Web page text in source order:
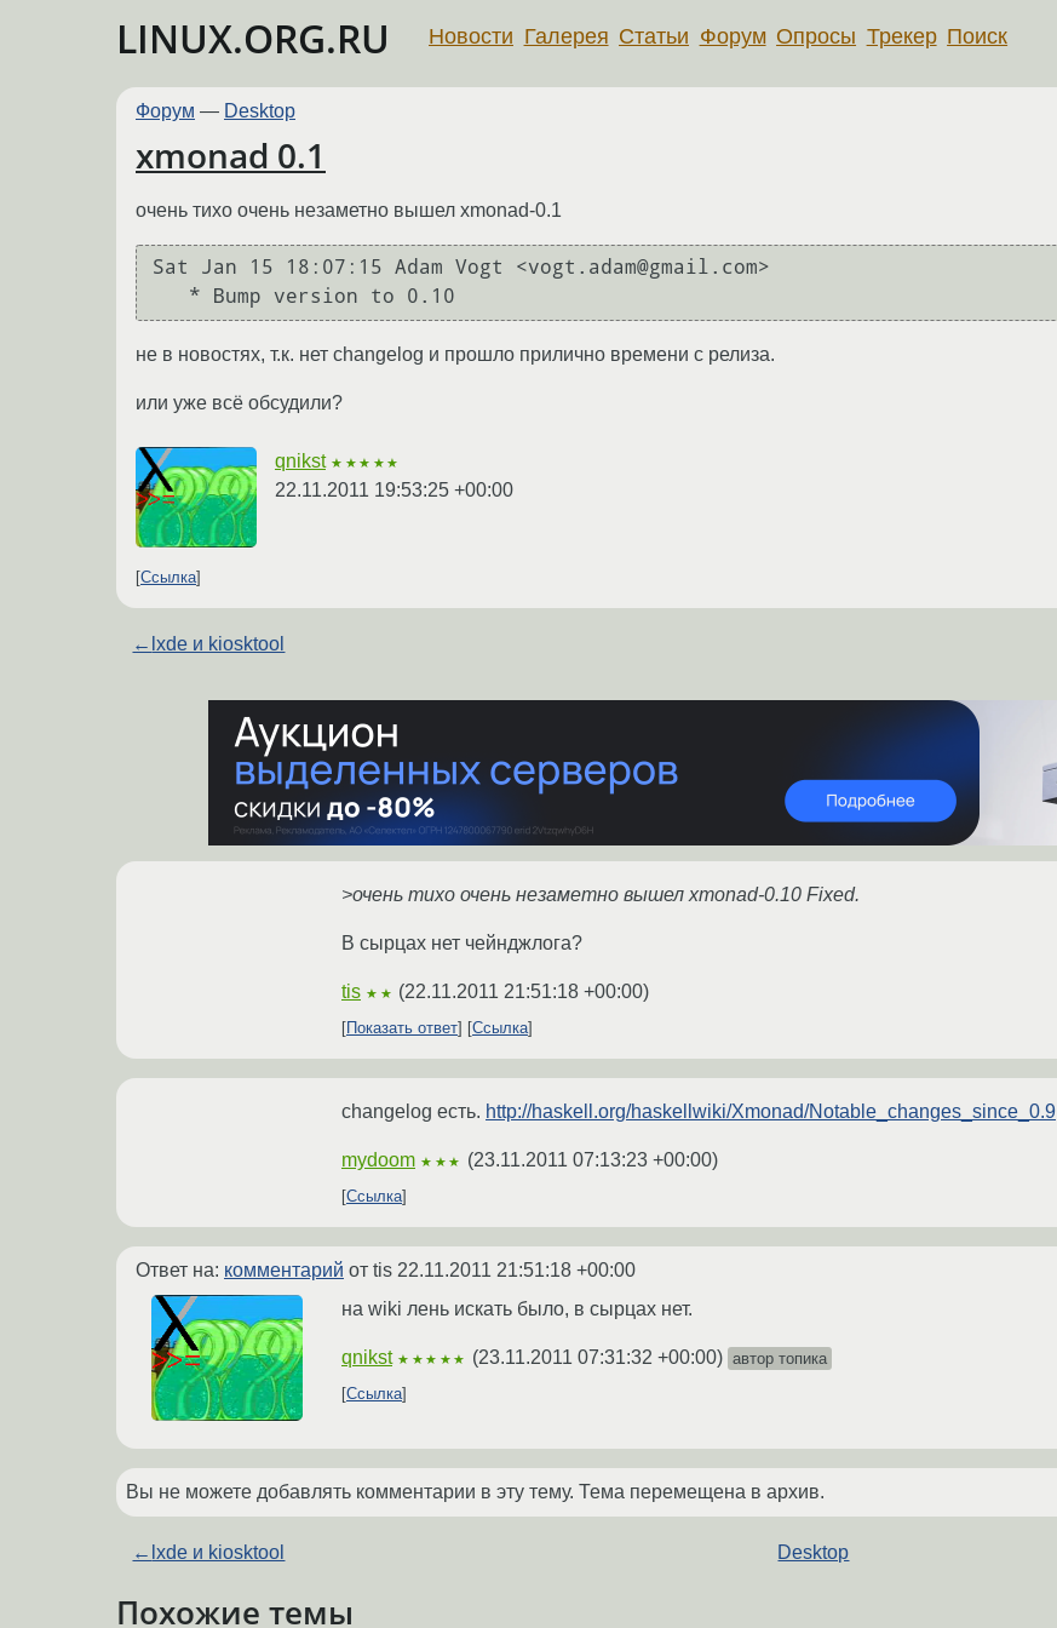
LINUX.ORG.RU Новости Галерея Статьи Форум Опросы Трекер Поиск
Форум — Desktop
xmonad 0.1
очень тихо очень незаметно вышел xmonad-0.1
Sat Jan 15 18:07:15 Adam Vogt <vogt.adam@gmail.com>
не в новостях, т.к. нет changelog и прошло прилично времени с релиза.
или уже всё обсудили?
qnikst ★★★★★
22.11.2011 19:53:25 +00:00
Ссылка
← lxde и kiosktool
>очень тихо очень незаметно вышел xmonad-0.10 Fixed.
В сырцах нет чейнджлога?
tis ★★ (22.11.2011 21:51:18 +00:00)
Показать ответ Ссылка
changelog есть. http://haskell.org/haskellwiki/Xmonad/Notable_changes_since_0.9
mydoom ★★★ (23.11.2011 07:13:23 +00:00)
Ссылка
Ответ на: комментарий от tis 22.11.2011 21:51:18 +00:00
на wiki лень искать было, в сырцах нет.
qnikst ★★★★★ (23.11.2011 07:31:32 +00:00) автор топика
Ссылка
Вы не можете добавлять комментарии в эту тему. Тема перемещена в архив.
← lxde и kiosktool Desktop
Похожие темы